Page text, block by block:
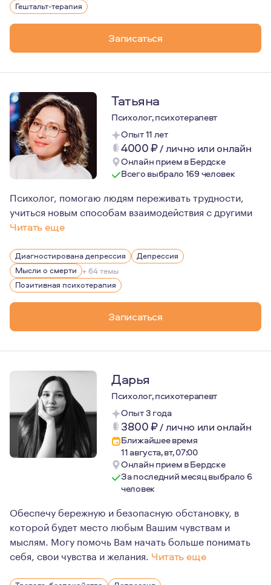
Гештальт-терапия
Записаться
Татьяна
Психолог, психотерапевт
Опыт 11 лет
4000₽/лично или онлайн
Онлайн прием в Бердске
Всего выбрало 169 человек
Психолог, помогаю людям переживать трудности,
учиться новым способам взаимодействия с другими
Читать еще
Некоторое время я была клиентом психолога.
Диагностирована депрессия
Депрессия
Мысли о смерти + 64 темы
Позитивная психотерапия
Записаться
Дарья
Психолог, психотерапевт
Опыт 3 года
3800₽/лично или онлайн
Ближайшее время
11 августа, вт, 07:00
Онлайн прием в Бердске
За последний месяц выбрало 6
человек
Обеспечу бережную и безопасную обстановку, в
которой будет место любым Вашим чувствам и
мыслям. Могу помочь Вам начать больше понимать
себя, свои чувства и желания. Читать еще
Главная ценность, которой я руководствуюсь в